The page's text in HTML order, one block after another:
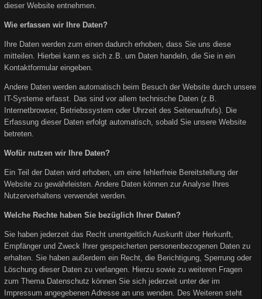
dieser Website entnehmen.
Wie erfassen wir Ihre Daten?
Ihre Daten werden zum einen dadurch erhoben, dass Sie uns diese
mitteilen. Hierbei kann es sich z.B. um Daten handeln, die Sie in ein
Kontaktformular eingeben.
Andere Daten werden automatisch beim Besuch der Website durch unsere
IT-Systeme erfasst. Das sind vor allem technische Daten (z.B.
Internetbrowser, Betriebssystem oder Uhrzeit des Seitenaufrufs). Die
Erfassung dieser Daten erfolgt automatisch, sobald Sie unsere Website
betreten.
Wofür nutzen wir Ihre Daten?
Ein Teil der Daten wird erhoben, um eine fehlerfreie Bereitstellung der
Website zu gewährleisten. Andere Daten können zur Analyse Ihres
Nutzerverhaltens verwendet werden.
Welche Rechte haben Sie bezüglich Ihrer Daten?
Sie haben jederzeit das Recht unentgeltlich Auskunft über Herkunft,
Empfänger und Zweck Ihrer gespeicherten personenbezogenen Daten zu
erhalten. Sie haben außerdem ein Recht, die Berichtigung, Sperrung oder
Löschung dieser Daten zu verlangen. Hierzu sowie zu weiteren Fragen
zum Thema Datenschutz können Sie sich jederzeit unter der im
Impressum angegebenen Adresse an uns wenden. Des Weiteren steht